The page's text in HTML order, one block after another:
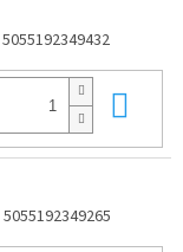
5055192349432
5055192349265